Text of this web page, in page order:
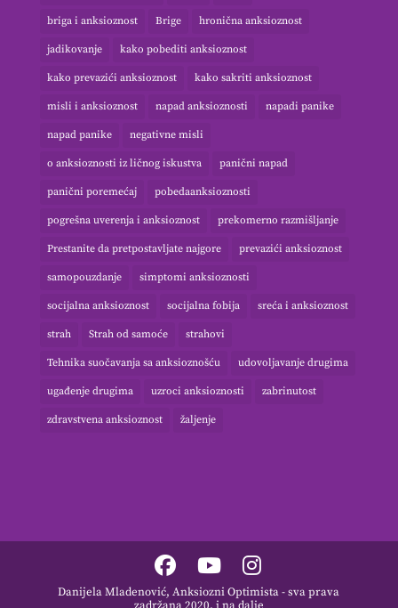
briga i anksioznost Brige hronična anksioznost
jadikovanje kako pobediti anksioznost
kako prevazići anksioznost kako sakriti anksioznost
misli i anksioznost napad anksioznosti napadi panike
napad panike negativne misli
o anksioznosti iz ličnog iskustva panični napad
panični poremećaj pobedaanksioznosti
pogrešna uverenja i anksioznost prekomerno razmišljanje
Prestanite da pretpostavljate najgore prevazići anksioznost
samopouzdanje simptomi anksioznosti
socijalna anksioznost socijalna fobija sreća i anksioznost
strah Strah od samoće strahovi
Tehnika suočavanja sa anksioznošću udovoljavanje drugima
ugađenje drugima uzroci anksioznosti zabrinutost
zdravstvena anksioznost žaljenje
Danijela Mladenović, Anksiozni Optimista - sva prava